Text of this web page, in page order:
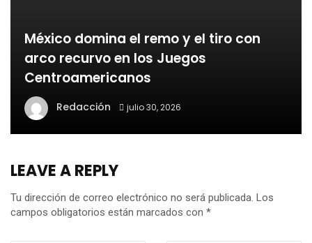
México domina el remo y el tiro con
arco recurvo en los Juegos
Centroamericanos
Redacción julio 30, 2026
LEAVE A REPLY
Tu dirección de correo electrónico no será publicada. Los
campos obligatorios están marcados con *